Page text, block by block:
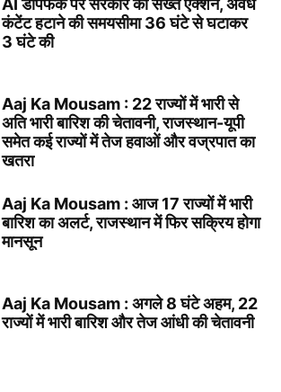
AI डीपफेक पर सरकार का सख्त एक्शन, अवैध
कंटेंट हटाने की समयसीमा 36 घंटे से घटाकर
3 घंटे की
Aaj Ka Mousam : 22 राज्यों में भारी से
अति भारी बारिश की चेतावनी, राजस्थान-यूपी
समेत कई राज्यों में तेज हवाओं और वज्रपात का
खतरा
Aaj Ka Mousam : आज 17 राज्यों में भारी
बारिश का अलर्ट, राजस्थान में फिर सक्रिय होगा
मानसून
Aaj Ka Mousam : अगले 8 घंटे अहम, 22
राज्यों में भारी बारिश और तेज आंधी की चेतावनी